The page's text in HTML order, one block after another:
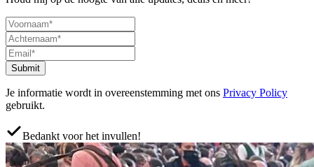
Submit
Je informatie wordt in overeenstemming met ons Privacy Policy
gebruikt.
Bedankt voor het invullen!